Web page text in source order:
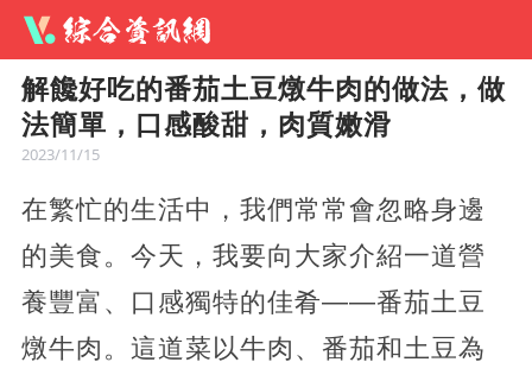
解饞好吃的番茄土豆燉牛肉的做法，做
法簡單，口感酸甜，肉質嫩滑
2023/11/15
在繁忙的生活中，我們常常會忽略身邊
的美食。今天，我要向大家介紹一道營
養豐富、口感獨特的佳肴——番茄土豆
燉牛肉。這道菜以牛肉、番茄和土豆為